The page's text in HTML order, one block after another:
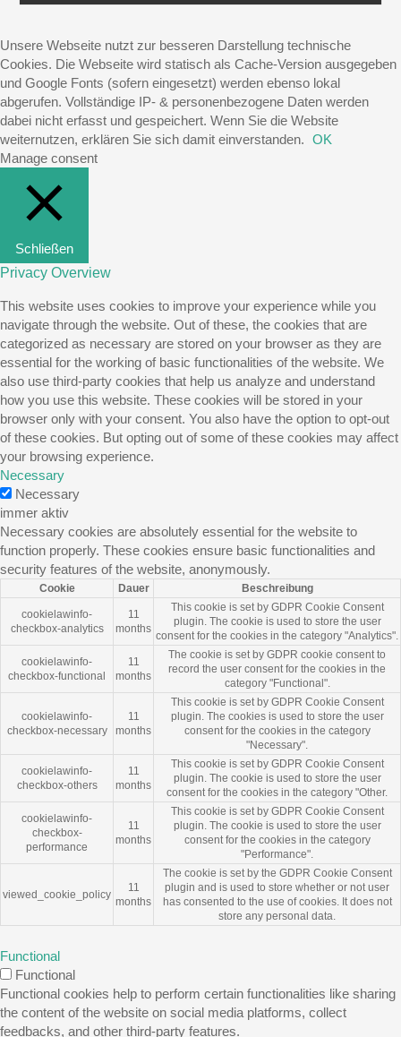
Unsere Webseite nutzt zur besseren Darstellung technische
Cookies. Die Webseite wird statisch als Cache-Version ausgegeben
und Google Fonts (sofern eingesetzt) werden ebenso lokal
abgerufen. Vollständige IP- & personenbezogene Daten werden
dabei nicht erfasst und gespeichert. Wenn Sie die Website
weiternutzen, erklären Sie sich damit einverstanden. OK
Manage consent
Schließen
Privacy Overview
This website uses cookies to improve your experience while you
navigate through the website. Out of these, the cookies that are
categorized as necessary are stored on your browser as they are
essential for the working of basic functionalities of the website. We
also use third-party cookies that help us analyze and understand
how you use this website. These cookies will be stored in your
browser only with your consent. You also have the option to opt-out
of these cookies. But opting out of some of these cookies may affect
your browsing experience.
Necessary
Necessary
immer aktiv
Necessary cookies are absolutely essential for the website to
function properly. These cookies ensure basic functionalities and
security features of the website, anonymously.
Cookie Dauer Beschreibung
cookielawinfo-
checkbox-analytics
11
months
This cookie is set by GDPR Cookie Consent
plugin. The cookie is used to store the user
consent for the cookies in the category "Analytics".
cookielawinfo-
checkbox-functional
11
months
The cookie is set by GDPR cookie consent to
record the user consent for the cookies in the
category "Functional".
cookielawinfo-
checkbox-necessary
11
months
This cookie is set by GDPR Cookie Consent
plugin. The cookies is used to store the user
consent for the cookies in the category
"Necessary".
cookielawinfo-
checkbox-others
11
months
This cookie is set by GDPR Cookie Consent
plugin. The cookie is used to store the user
consent for the cookies in the category "Other.
cookielawinfo-
checkbox-
performance
11
months
This cookie is set by GDPR Cookie Consent
plugin. The cookie is used to store the user
consent for the cookies in the category
"Performance".
viewed_cookie_policy
11
months
The cookie is set by the GDPR Cookie Consent
plugin and is used to store whether or not user
has consented to the use of cookies. It does not
store any personal data.
Functional
Functional
Functional cookies help to perform certain functionalities like sharing
the content of the website on social media platforms, collect
feedbacks, and other third-party features.